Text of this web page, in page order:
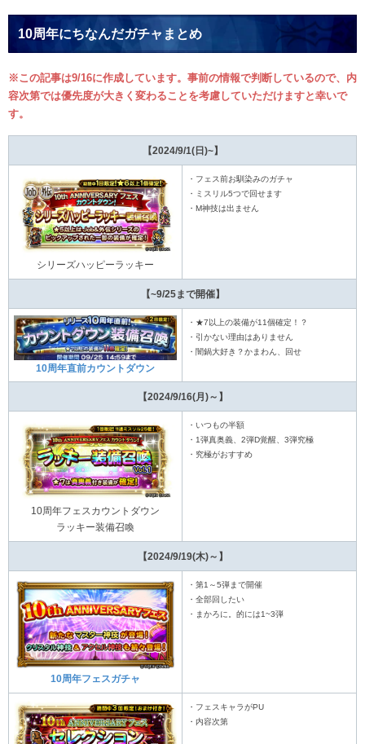
10周年にちなんだガチャまとめ
※この記事は9/16に作成しています。事前の情報で判断しているので、内
容次第では優先度が大きく変わることを考慮していただけますと幸いで
す。
【2024/9/1(日)~】
シリーズハッピーラッキー
・フェス前お馴染みのガチャ
・ミスリル5つで回せます
・M神技は出ません
【~9/25まで開催】
10周年直前カウントダウン
・★7以上の装備が11個確定！？
・引かない理由はありません
・闇鍋大好き？かまわん、回せ
【2024/9/16(月)～】
10周年フェスカウントダウン
ラッキー装備召喚
・いつもの半額
・1弾真奥義、2弾D覚醒、3弾究極
・究極がおすすめ
【2024/9/19(木)～】
10周年フェスガチャ
・第1～5弾まで開催
・全部回したい
・まかろに。的には1~3弾
・フェスキャラがPU
・内容次第